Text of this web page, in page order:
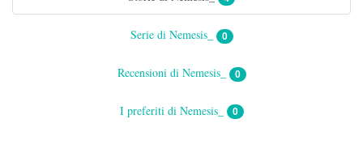
Serie di Nemesis_ 0
Recensioni di Nemesis_ 0
I preferiti di Nemesis_ 0